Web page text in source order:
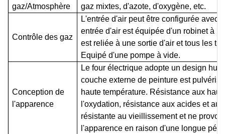
gaz/Atmosphère gaz mixtes, d'azote, d'oxygène, etc.
Contrôle des gaz
L'entrée d'air peut être configurée avec
entrée d'air est équipée d'un robinet à
est reliée à une sortie d'air et tous les
Equipé d'une pompe à vide.
Conception de
l'apparence
Le four électrique adopte un design
couche externe de peinture est
haute température. Résistance aux
l'oxydation, résistance aux acides et
résistante au vieillissement et ne
l'apparence en raison d'une longue